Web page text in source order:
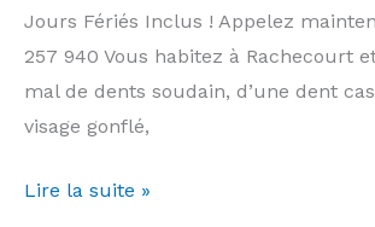
Luxembourg
Jours Fériés Inclus ! Appelez
257 940 Vous habitez à Rachecourt
mal de dents soudain, d’une dent
visage gonflé,
Dentiste
Lire la suite »